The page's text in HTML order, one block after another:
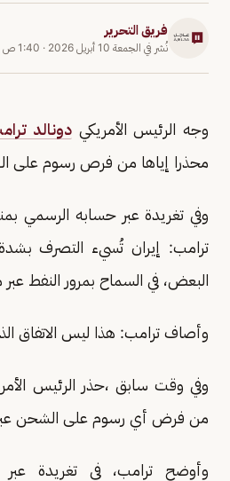
فريق التحرير
نُشر في الجمعة 10 أبريل 2026 · 1:40 ص
وجه الرئيس الأمريكيدونالد
محذرا إياها من فرص رسوم على
وفي تغريدة عبر حسابه الرسمي
ترامب: إيران تُسيء التصرف
البعض، في السماح بمرور النفط
وأصاف ترامب: هذا ليس الاتفاق
وفي وقت سابق ،حذر الرئيس
من فرض أي رسوم على الشحن
وأوضح ترامب، في تغريدة